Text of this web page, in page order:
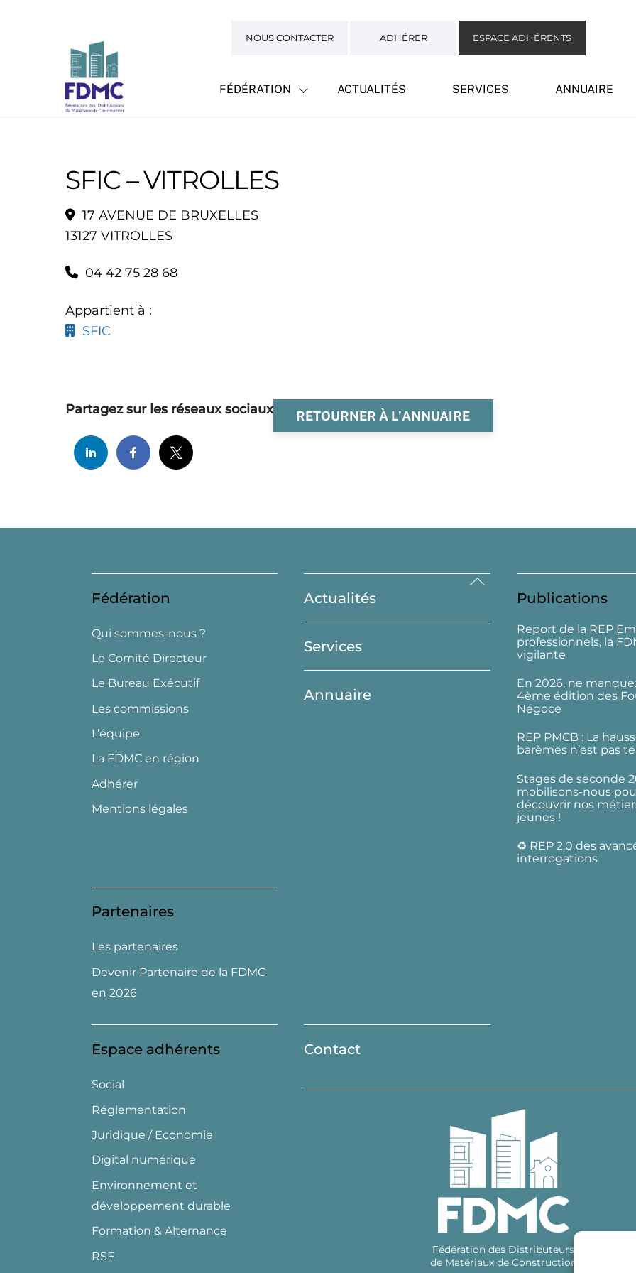
NOUS CONTACTER ADHÉRER ESPACE ADHÉRENTS
FÉDÉRATION ACTUALITÉS SERVICES ANNUAIRE
SFIC – VITROLLES
17 AVENUE DE BRUXELLES
13127 VITROLLES
04 42 75 28 68
Appartient à :
SFIC
RETOURNER À L'ANNUAIRE
Partagez sur les réseaux sociaux
Back
Top
Fédération
Qui sommes-nous ?
Le Comité Directeur
Le Bureau Exécutif
Les commissions
L’équipe
La FDMC en région
Adhérer
Mentions légales
Actualités
Services
Annuaire
Publications
Report de la REP
professionnels, la
vigilante
En 2026, ne
4ème édition des
Négoce
REP PMCB : La
barèmes n’est pas
Stages de seconde
mobilisons-nous
découvrir nos
jeunes !
♻️ REP 2.0 des
interrogations
Partenaires
Les partenaires
Devenir Partenaire de la FDMC
en 2026
Espace adhérents
Social
Réglementation
Juridique / Economie
Digital numérique
Environnement et
développement durable
Formation & Alternance
RSE
Contact
Fédération des Distributeurs
de Matériaux de Construction